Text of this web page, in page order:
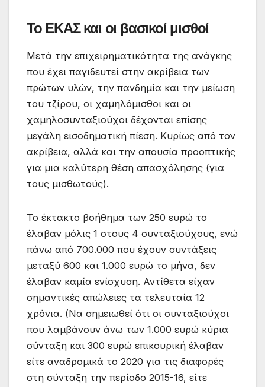
Το ΕΚΑΣ και οι βασικοί μισθοί
Μετά την επιχειρηματικότητα της ανάγκης
που έχει παγιδευτεί στην ακρίβεια των
πρώτων υλών, την πανδημία και την μείωση
του τζίρου, οι χαμηλόμισθοι και οι
χαμηλοσυνταξιούχοι δέχονται επίσης
μεγάλη εισοδηματική πίεση. Κυρίως από τον
ακρίβεια, αλλά και την απουσία προοπτικής
για μια καλύτερη θέση απασχόλησης (για
τους μισθωτούς).
Το έκτακτο βοήθημα των 250 ευρώ το
έλαβαν μόλις 1 στους 4 συνταξιούχους, ενώ
πάνω από 700.000 που έχουν συντάξεις
μεταξύ 600 και 1.000 ευρώ το μήνα, δεν
έλαβαν καμία ενίσχυση. Αντίθετα είχαν
σημαντικές απώλειες τα τελευταία 12
χρόνια. (Να σημειωθεί ότι οι συνταξιούχοι
που λαμβάνουν άνω των 1.000 ευρώ κύρια
σύνταξη και 300 ευρώ επικουρική έλαβαν
είτε αναδρομικά το 2020 για τις διαφορές
στη σύνταξη την περίοδο 2015-16, είτε